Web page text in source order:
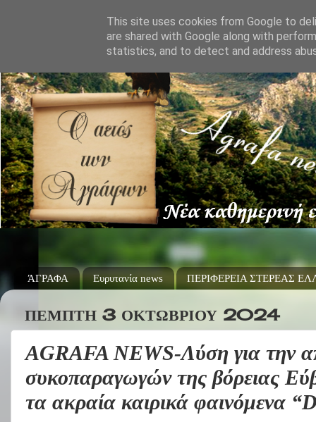
ΆΓΡΑΦΑ Ευρυτανία news ΠΕΡΙΦΕΡΕΙΑ ΣΤΕΡΕΑΣ
ΠΈΜΠΤΗ 3 ΟΚΤΩΒΡΊΟΥ 2024
AGRAFA NEWS-Λύση για την
συκοπαραγωγών της βόρειας
τα ακραία καιρικά φαινόμενα
This site uses cookies from Google to
are shared with Google along with
statistics, and to detect and address